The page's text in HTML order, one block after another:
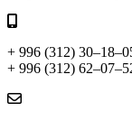
+ 996 (312)
+ 996 (312)